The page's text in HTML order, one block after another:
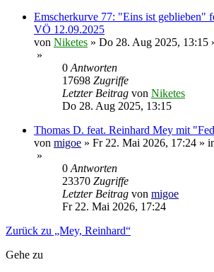
Emscherkurve 77: "Eins ist geblieben"
VÖ 12.09.2025
von Niketes » Do 28. Aug 2025, 13:15
»
0 Antworten
17698 Zugriffe
Letzter Beitrag von Niketes
Do 28. Aug 2025, 13:15
Thomas D. feat. Reinhard Mey mit
von migoe » Fr 22. Mai 2026, 17:24 »
»
0 Antworten
23370 Zugriffe
Letzter Beitrag von migoe
Fr 22. Mai 2026, 17:24
Zurück zu „Mey, Reinhard“
Gehe zu